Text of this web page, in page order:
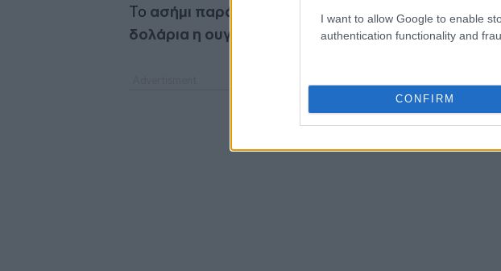
I want to allow Google to enable
authentication functionality and
CONFIRM
Το ασήμι παράδοσης Μαρτίου , κέρδισε
14 σεντ ή
δολάρια η ουγγιά
, ακολουθώντας μια άνοδο ύψους